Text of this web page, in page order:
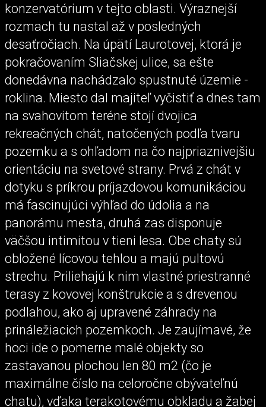
konzervatórium v tejto oblasti. Výraznejší
rozmach tu nastal až v posledných
desaťročiach. Na úpätí Laurotovej, ktorá je
pokračovaním Sliačskej ulice, sa ešte
donedávna nachádzalo spustnuté územie -
roklina. Miesto dal majiteľ vyčistiť a dnes tam
na svahovitom teréne stojí dvojica
rekreačných chát, natočených podľa tvaru
pozemku a s ohľadom na čo najpriaznivejšiu
orientáciu na svetové strany. Prvá z chát v
dotyku s príkrou príjazdovou komunikáciou
má fascinujúci výhľad do údolia a na
panorámu mesta, druhá zas disponuje
väčšou intimitou v tieni lesa. Obe chaty sú
obložené lícovou tehlou a majú pultovú
strechu. Priliehajú k nim vlastné priestranné
terasy z kovovej konštrukcie a s drevenou
podlahou, ako aj upravené záhrady na
prináležiacich pozemkoch. Je zaujímavé, že
hoci ide o pomerne malé objekty so
zastavanou plochou len 80 m2 (čo je
maximálne číslo na celoročne obývateľnú
chatu), vďaka terakotovému obkladu a žabej